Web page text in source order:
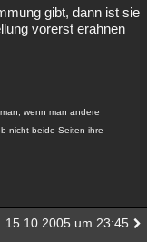
gibt, dann ist sie
vorerst erahnen
wenn man andere
nicht beide Seiten ihre
15.10.2005 um 23:45